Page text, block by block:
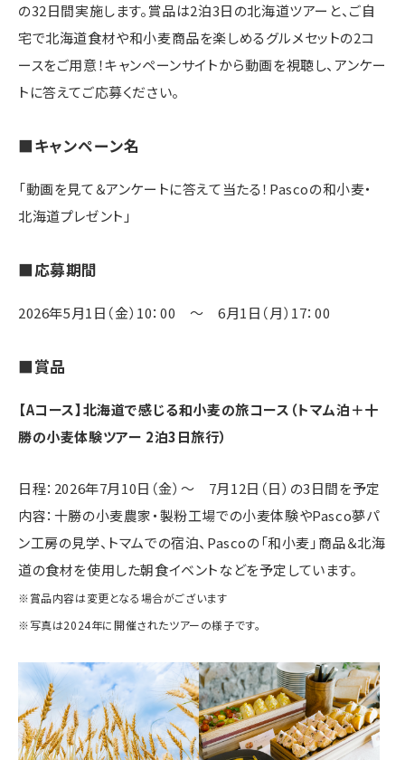
の32日間実施します。賞品は2泊3日の北海道ツアーと、ご自
宅で北海道食材や和小麦商品を楽しめるグルメセットの2コ
ースをご用意！キャンペーンサイトから動画を視聴し、アンケー
トに答えてご応募ください。
■キャンペーン名
「動画を見て＆アンケートに答えて当たる！Pascoの和小麦・
北海道プレゼント」
■応募期間
2026年5月1日（金）10：00 ～ 6月1日（月）17：00
■賞品
【Aコース】北海道で感じる和小麦の旅コース（トマム泊＋十
勝の小麦体験ツアー 2泊3日旅行）
日程：2026年7月10日（金）～ 7月12日（日）の3日間を予定
内容：十勝の小麦農家・製粉工場での小麦体験やPasco夢パ
ン工房の見学、トマムでの宿泊、Pascoの「和小麦」商品＆北海
道の食材を使用した朝食イベントなどを予定しています。
※賞品内容は変更となる場合がございます
※写真は2024年に開催されたツアーの様子です。